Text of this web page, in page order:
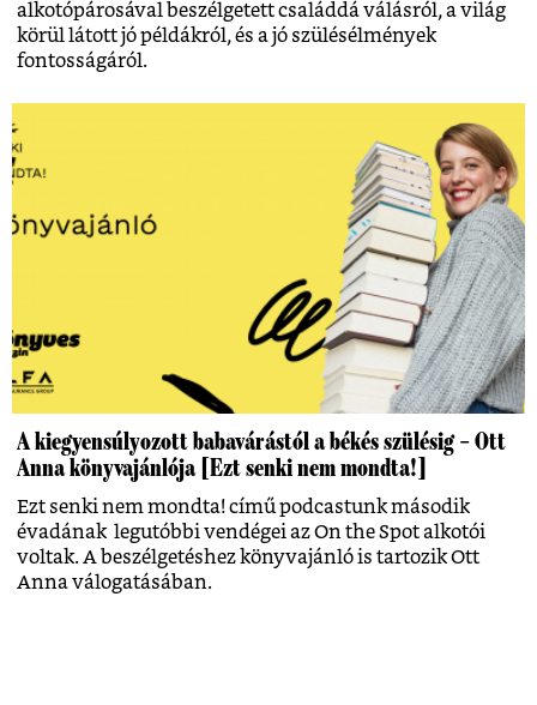
alkotópárosával beszélgetett családdá válásról, a világ
körül látott jó példákról, és a jó szülésélmények
fontosságáról.
A kiegyensúlyozott babavárástól a békés szülésig – Ott
Anna könyvajánlója [Ezt senki nem mondta!]
Ezt senki nem mondta! című podcastunk második
évadának legutóbbi vendégei az On the Spot alkotói
voltak. A beszélgetéshez könyvajánló is tartozik Ott
Anna válogatásában.